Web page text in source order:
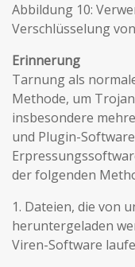
Abbildung 10:
Verschlüsselung
Erinnerung
Tarnung als
Methode, um
insbesondere
und Plugin-
der folgenden
1. Dateien, die von
heruntergeladen
Viren-Software